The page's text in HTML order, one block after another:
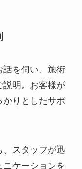
話を伺い、施術
説明。お客様が
かりとしたサポ
、スタッフが迅
ケーションを